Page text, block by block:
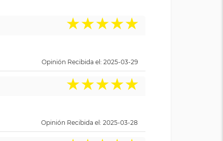
★★★★★
Opinión Recibida el: 2025-03-29
★★★★★
Opinión Recibida el: 2025-03-28